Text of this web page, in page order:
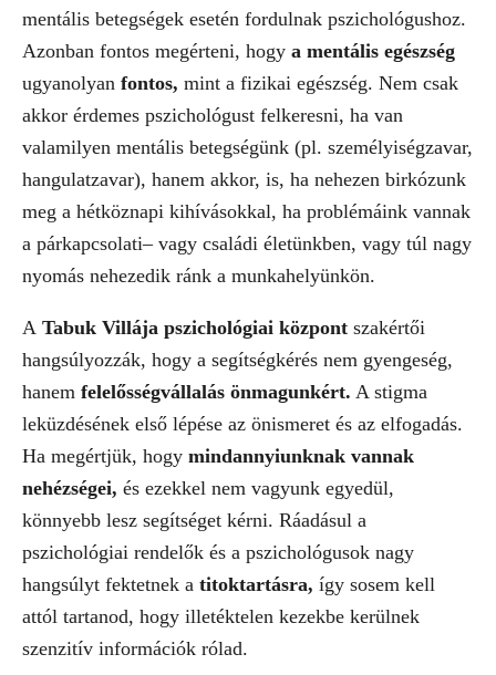
mentális betegségek esetén fordulnak pszichológushoz.
Azonban fontos megérteni, hogy a mentális egészség
ugyanolyan fontos, mint a fizikai egészség. Nem csak
akkor érdemes pszichológust felkeresni, ha van
valamilyen mentális betegségünk (pl. személyiségzavar,
hangulatzavar), hanem akkor, is, ha nehezen birkózunk
meg a hétköznapi kihívásokkal, ha problémáink vannak
a párkapcsolati– vagy családi életünkben, vagy túl nagy
nyomás nehezedik ránk a munkahelyünkön.
A Tabuk Villája pszichológiai központ szakértői
hangsúlyozzák, hogy a segítségkérés nem gyengeség,
hanem felelősségvállalás önmagunkért. A stigma
leküzdésének első lépése az önismeret és az elfogadás.
Ha megértjük, hogy mindannyiunknak vannak
nehézségei, és ezekkel nem vagyunk egyedül,
könnyebb lesz segítséget kérni. Ráadásul a
pszichológiai rendelők és a pszichológusok nagy
hangsúlyt fektetnek a titoktartásra, így sosem kell
attól tartanod, hogy illetéktelen kezekbe kerülnek
szenzitív információk rólad.